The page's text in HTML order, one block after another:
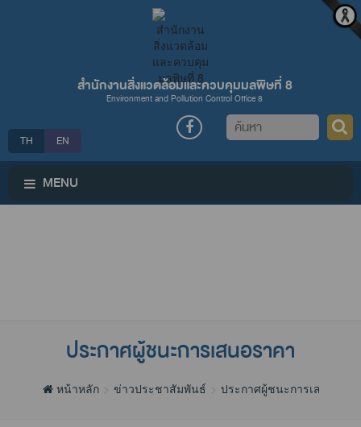
สำนักงานสิ่งแวดล้อมและควบคุมมลพิษที่ 8
Environment and Pollution Control Office 8
TH EN
ค้นหา
MENU
ประกาศผู้ชนะการเสนอราคา
หน้าหลัก ข่าวประชาสัมพันธ์ ประกาศผู้ชนะการเสนอราคา